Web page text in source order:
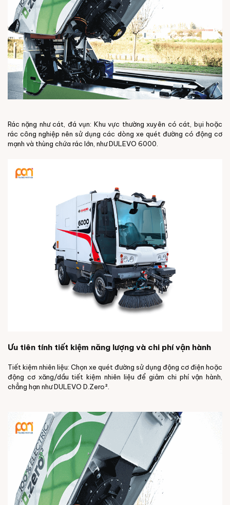
Rác nặng như cát, đá vụn: Khu vực thường xuyên có cát, bụi hoặc
rác công nghiệp nên sử dụng các dòng xe quét đường có động cơ
mạnh và thùng chứa rác lớn, như DULEVO 6000.
Ưu tiên tính tiết kiệm năng lượng và chi phí vận hành
Tiết kiệm nhiên liệu: Chọn xe quét đường sử dụng động cơ điện hoặc
động cơ xăng/dầu tiết kiệm nhiên liệu để giảm chi phí vận hành,
chẳng hạn như DULEVO D.Zero².